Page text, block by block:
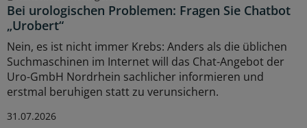
Bei urologischen Problemen: Fragen Sie Chatbot
„Urobert“
Nein, es ist nicht immer Krebs: Anders als die üblichen
Suchmaschinen im Internet will das Chat-Angebot der
Uro-GmbH Nordrhein sachlicher informieren und
erstmal beruhigen statt zu verunsichern.
31.07.2026